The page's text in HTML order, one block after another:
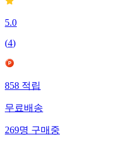
5.0
(4)
858적립
무료배송
269명구매중